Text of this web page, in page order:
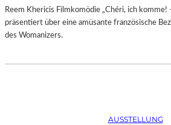
E
R
Reem Khericis Filmkomödie „Chéri, ich komme!
präsentiert über eine amüsante französische
des Womanizers.
AUSSTELLUNG